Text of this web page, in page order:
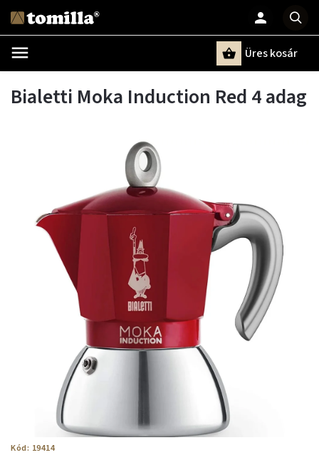
Üres kosár
Bialetti Moka Induction Red 4 adag
Kód: 19414